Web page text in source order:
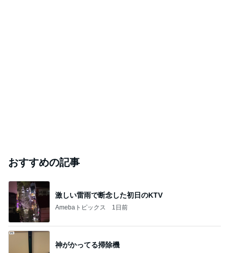
おすすめの記事
激しい雷雨で断念した初日のKTV
Amebaトピックス 1日前
神がかってる掃除機